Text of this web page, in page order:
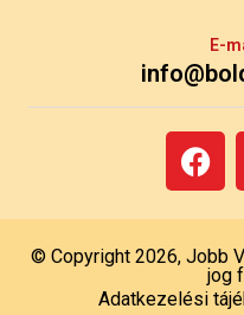
E-
© Copyright 2026, Jobb
jog
Adatkezelési